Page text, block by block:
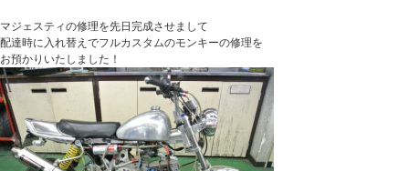
マジェスティの修理を先日完成させまして
配達時に入れ替えでフルカスタムのモンキーの修理を
お預かりいたしました！